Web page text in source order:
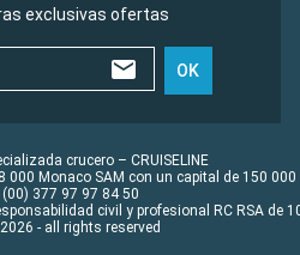
exclusivas ofertas
OK
crucero – CRUISELINE
000 Monaco SAM con un capital de 150 000
377 97 97 84 50
civil y profesional RC RSA de
- all rights reserved